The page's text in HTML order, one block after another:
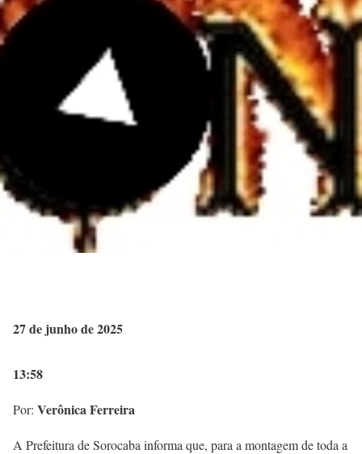
27 de junho de 2025
13:58
Por: Verônica Ferreira
A Prefeitura de Sorocaba informa que, para a montagem de toda a